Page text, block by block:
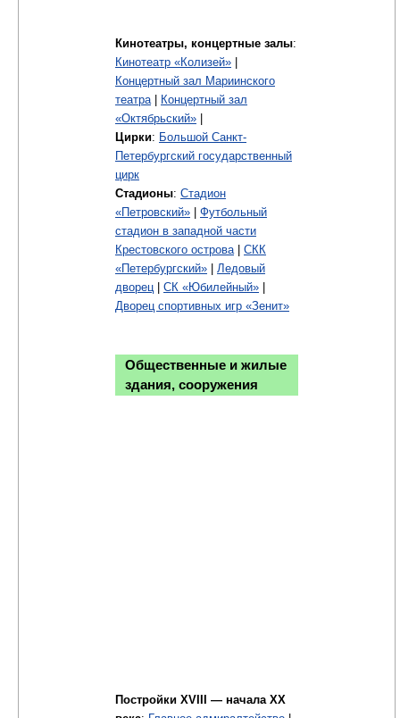
Кинотеатры, концертные залы:
Кинотеатр «Колизей»
Концертный зал Мариинского
театра|
Концертный зал
«Октябрьский»
Цирки: Большой Санкт-
Петербургский государственный
цирк
Стадионы: Стадион
«Петровский»
Футбольный
стадион в западной части
Крестовского острова| СКК
«Петербургский»
Ледовый
дворец| СК «Юбилейный»
Дворец спортивных игр «Зенит»
Общественные и жилые
здания, сооружения
Постройки XVIII — начала XX